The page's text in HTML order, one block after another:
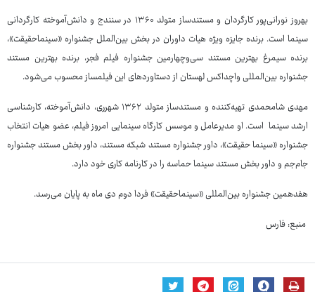
بهروز نورانی‌پور کارگردان و مستندساز متولد ۱۳۶۰ در سنندج و دانش‌آموخته کارگردانی
سینما است. برنده جایزه ویژه هیات داوران در بخش بین‌الملل جشنواره «سینماحقیقت»،
برنده سیمرغ بهترین مستند سی‌وچهارمین جشنواره فیلم فجر، برنده بهترین مستند
جشنواره بین‌المللی واچداکس لهستان از دستاوردهای این فیلمساز محسوب می‌شود.
مهدی شامحمدی تهیه‌کننده و مستندساز متولد ۱۳۶۲ شهرری، دانش‌آموخته، کارشناسی
ارشد سینما است. او مدیرعامل و موسس کارگاه سینمایی امروز فیلم، عضو هیات انتخاب
جشنواره «سینما حقیقت»، داور جشنواره مستند شبکه مستند، داور بخش مستند جشنواره
جام‌جم و داور بخش مستند سینما حماسه را در کارنامه کاری خود دارد.
هفدهمین جشنواره بین‌المللی «سینماحقیقت» فردا دوم دی ماه به پایان می‌رسد.
منبع: فارس